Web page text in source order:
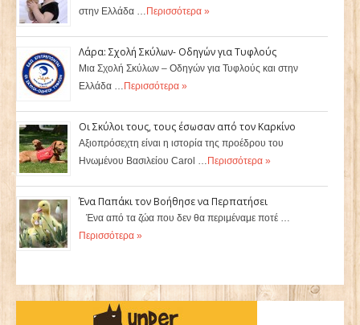
στην Ελλάδα … Περισσότερα »
Λάρα: Σχολή Σκύλων- Οδηγών για Τυφλούς
Μια Σχολή Σκύλων – Οδηγών για Τυφλούς και στην
Ελλάδα … Περισσότερα »
Οι Σκύλοι τους, τους έσωσαν από τον Καρκίνο
Αξιοπρόσεχτη είναι η ιστορία της προέδρου του
Ηνωμένου Βασιλείου Carol … Περισσότερα »
Ένα Παπάκι τον Βοήθησε να Περπατήσει
Ένα από τα ζώα που δεν θα περιμέναμε ποτέ …
Περισσότερα »